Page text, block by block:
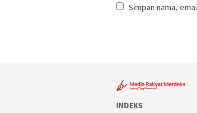
Simpan nama,
INDEKS